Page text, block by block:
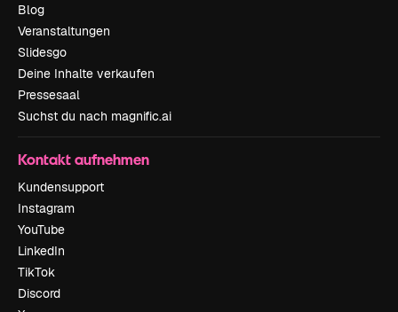
Blog
Veranstaltungen
Slidesgo
Deine Inhalte verkaufen
Pressesaal
Suchst du nach magnific.ai
Kontakt aufnehmen
Kundensupport
Instagram
YouTube
LinkedIn
TikTok
Discord